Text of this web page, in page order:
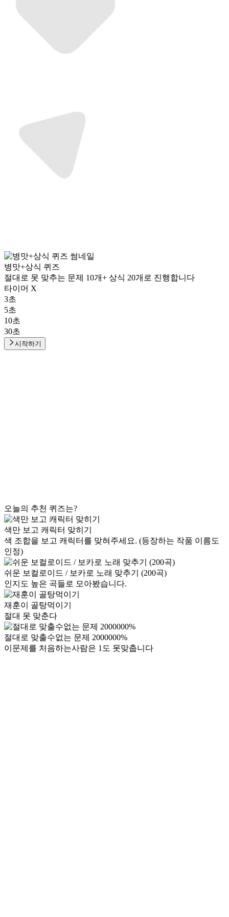
병맛+상식 퀴즈
절대로 못 맞추는 문제 10개+ 상식 20개로 진행합니다
타이머 X
3초
5초
10초
30초
시작하기
오늘의 추천 퀴즈는?
색만 보고 캐릭터 맞히기
색 조합을 보고 캐릭터를 맞혀주세요. (등장하는 작품 이름도
인정)
쉬운 보컬로이드 / 보카로 노래 맞추기 (200곡)
인지도 높은 곡들로 모아봤습니다.
재훈이 골탕먹이기
절대 못 맞춘다
절대로 맞출수없는 문제 2000000%
이문제를 처음하는사람은 1도 못맞춥니다